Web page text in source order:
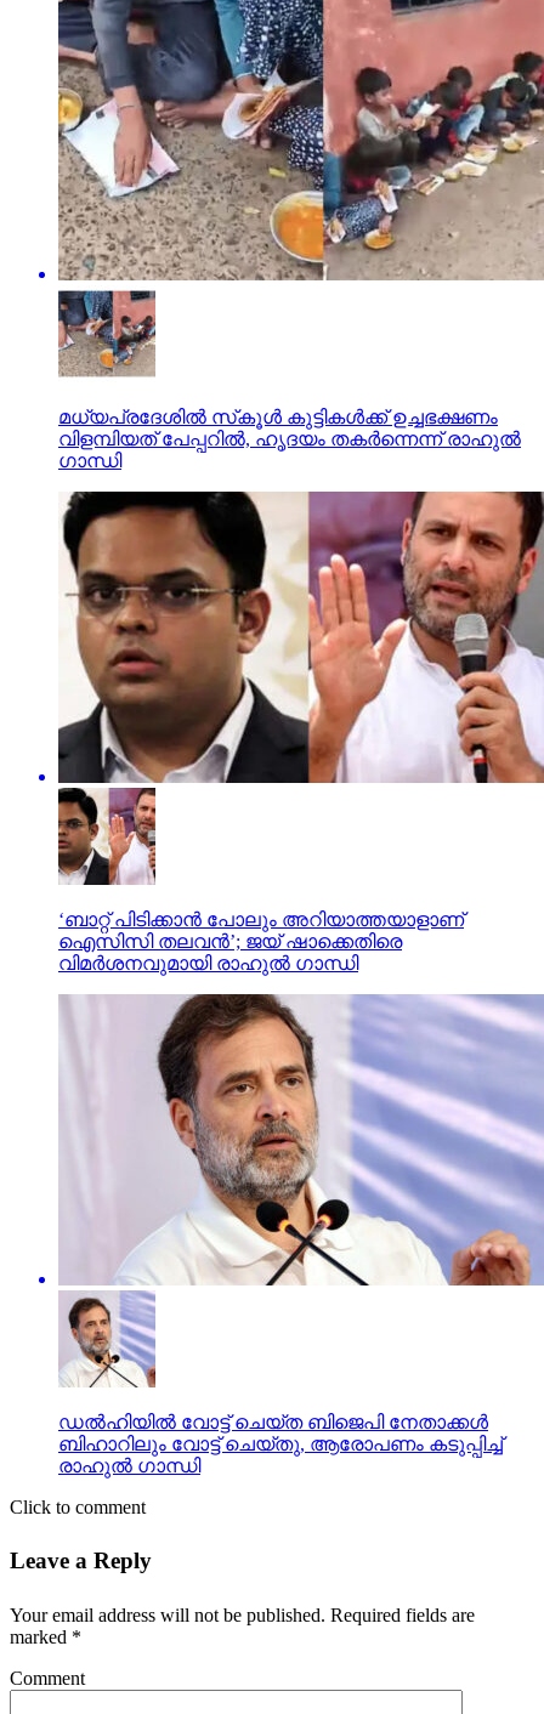
മധ്യപ്രദേശില്‍ സ്‌കൂള്‍ കുട്ടികള്‍ക്ക് ഉച്ചഭക്ഷണം
വിളമ്പിയത്‌ പേപ്പറില്‍, ഹൃദയം തകര്‍ന്നെന്ന് രാഹുല്‍
ഗാന്ധി
‘ബാറ്റ് പിടിക്കാൻ പോലും അറിയാത്തയാളാണ്
ഐസിസി തലവൻ’; ജയ് ഷാക്കെതിരെ
വിമർശനവുമായി രാഹുൽ ഗാന്ധി
ഡല്‍ഹിയില്‍ വോട്ട് ചെയ്ത ബിജെപി നേതാക്കള്‍
ബിഹാറിലും വോട്ട് ചെയ്തു, ആരോപണം കടുപ്പിച്ച്
രാഹുല്‍ ഗാന്ധി
Click to comment
Leave a Reply
Your email address will not be published. Required fields are
marked *
Comment